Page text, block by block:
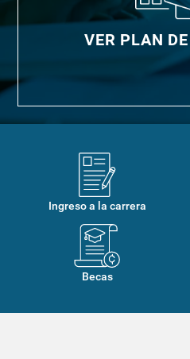
VER PLAN
Ingreso a la carrera
Becas